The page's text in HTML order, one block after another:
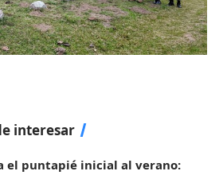
interesar
el puntapié inicial al verano: